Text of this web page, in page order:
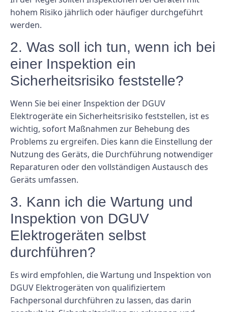
hohem Risiko jährlich oder häufiger durchgeführt
werden.
2. Was soll ich tun, wenn ich bei
einer Inspektion ein
Sicherheitsrisiko feststelle?
Wenn Sie bei einer Inspektion der DGUV
Elektrogeräte ein Sicherheitsrisiko feststellen, ist es
wichtig, sofort Maßnahmen zur Behebung des
Problems zu ergreifen. Dies kann die Einstellung der
Nutzung des Geräts, die Durchführung notwendiger
Reparaturen oder den vollständigen Austausch des
Geräts umfassen.
3. Kann ich die Wartung und
Inspektion von DGUV
Elektrogeräten selbst
durchführen?
Es wird empfohlen, die Wartung und Inspektion von
DGUV Elektrogeräten von qualifiziertem
Fachpersonal durchführen zu lassen, das darin